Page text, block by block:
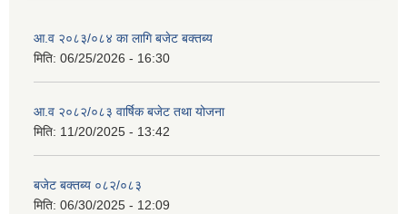
आ.व २०८३/०८४ का लागि बजेट बक्तब्य
मिति: 06/25/2026 - 16:30
आ.व २०८२/०८३ वार्षिक बजेट तथा योजना
मिति: 11/20/2025 - 13:42
बजेट बक्तब्य ०८२/०८३
मिति: 06/30/2025 - 12:09